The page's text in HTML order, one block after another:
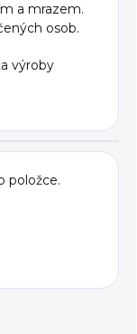
a mrazem.
osob.
výroby
položce.